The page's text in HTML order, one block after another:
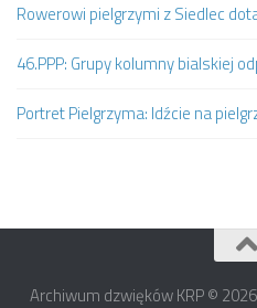
Rowerowi pielgrzymi z Siedlec
46.PPP: Grupy kolumny bialskiej
Portret Pielgrzyma: Idźcie na
Archiwum dzwięków KRP ©